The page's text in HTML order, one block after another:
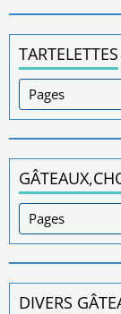
TARTELETTES
DIVERS